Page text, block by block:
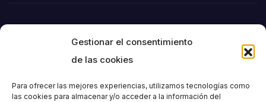
Gestionar el consentimiento
de las cookies
Para ofrecer las mejores experiencias, utilizamos tecnologías como
las cookies para almacenar y/o acceder a la información del